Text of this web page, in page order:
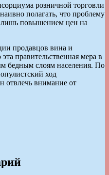
розничной торговли
полагать, что проблему
повышением цен на
продавцов вина и
правительственная мера в
бедным слоям населения. По
ход
отвлечь внимание от